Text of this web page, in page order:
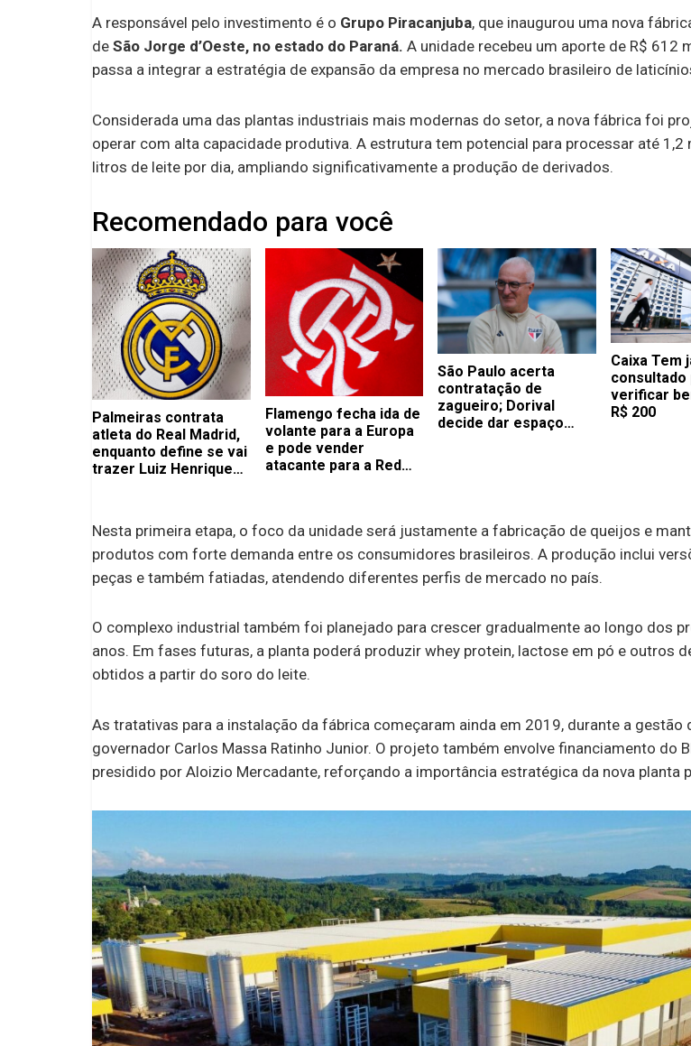
A responsável pelo investimento é o Grupo Piracanjuba, que inaugurou uma nova
de São Jorge d’Oeste, no estado do Paraná. A unidade recebeu um aporte de R$ 612
passa a integrar a estratégia de expansão da empresa no mercado brasileiro de
Considerada uma das plantas industriais mais modernas do setor, a nova fábrica foi
operar com alta capacidade produtiva. A estrutura tem potencial para processar até 1,2
litros de leite por dia, ampliando significativamente a produção de derivados.
Recomendado para você
Palmeiras contrata
atleta do Real Madrid,
enquanto define se vai
trazer Luiz Henrique
Flamengo fecha ida de
volante para a Europa
e pode vender
atacante para a Red
São Paulo acerta
contratação de
zagueiro; Dorival
decide dar espaço
Caixa Tem
consultado
verificar
R$ 200
Nesta primeira etapa, o foco da unidade será justamente a fabricação de queijos e
produtos com forte demanda entre os consumidores brasileiros. A produção inclui
peças e também fatiadas, atendendo diferentes perfis de mercado no país.
O complexo industrial também foi planejado para crescer gradualmente ao longo dos
anos. Em fases futuras, a planta poderá produzir whey protein, lactose em pó e outros
obtidos a partir do soro do leite.
As tratativas para a instalação da fábrica começaram ainda em 2019, durante a gestão
governador Carlos Massa Ratinho Junior. O projeto também envolve financiamento do
presidido por Aloizio Mercadante, reforçando a importância estratégica da nova planta